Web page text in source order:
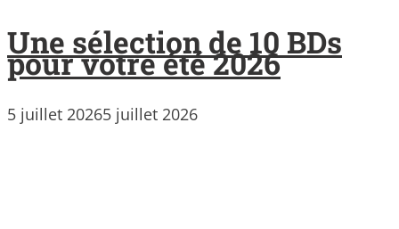
Une sélection de 10 BDs
pour votre été 2026
5 juillet 20265 juillet 2026